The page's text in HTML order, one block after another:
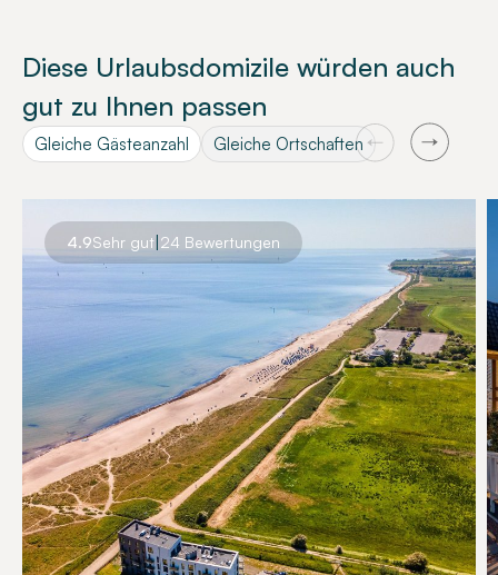
Diese Urlaubsdomizile würden auch
gut zu Ihnen passen
Gleiche Gästeanzahl Gleiche Ortschaften
4.9Sehr gut|24 Bewertungen